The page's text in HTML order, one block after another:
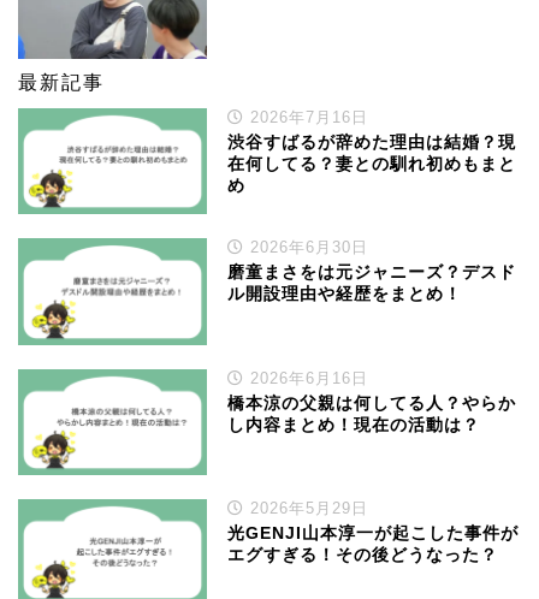
最新記事
2026年7月16日
渋谷すばるが辞めた理由は結婚？現
在何してる？妻との馴れ初めもまと
め
2026年6月30日
磨童まさをは元ジャニーズ？デスド
ル開設理由や経歴をまとめ！
2026年6月16日
橋本涼の父親は何してる人？やらか
し内容まとめ！現在の活動は？
2026年5月29日
光GENJI山本淳一が起こした事件が
エグすぎる！その後どうなった？